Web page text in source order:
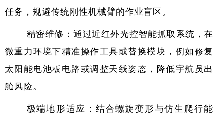
任务，规避传统刚性机械臂的作业盲区。
精密维修：通过近红外光控智能抓取系统，在
微重力环境下精准操作工具或替换模块，例如修复
太阳能电池板电路或调整天线姿态，降低宇航员出
舱风险。
极端地形适应：结合螺旋变形与仿生爬行能